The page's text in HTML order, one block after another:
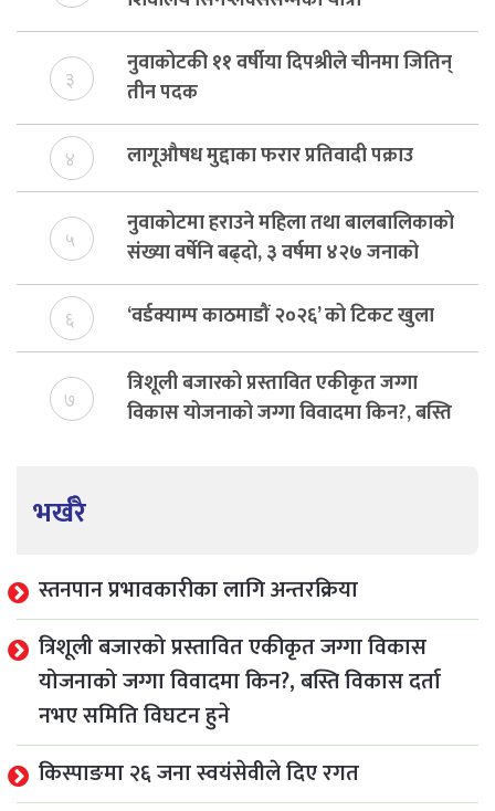
३
नुवाकोटकी ११ वर्षीया दिपश्रीले चीनमा जितिन्
तीन पदक
४ लागूऔषध मुद्दाका फरार प्रतिवादी पक्राउ
५
नुवाकोटमा हराउने महिला तथा बालबालिकाको
संख्या वर्षेनि बढ्दो, ३ वर्षमा ४२७ जनाको
उद्धार
६ ‘वर्डक्याम्प काठमाडौं २०२६’ को टिकट खुला
७
त्रिशूली बजारको प्रस्तावित एकीकृत जग्गा
विकास योजनाको जग्गा विवादमा किन?, बस्ति
भर्खरै
स्तनपान प्रभावकारीका लागि अन्तरक्रिया
त्रिशूली बजारको प्रस्तावित एकीकृत जग्गा विकास
योजनाको जग्गा विवादमा किन?, बस्ति विकास दर्ता
नभए समिति विघटन हुने
किस्पाङमा २६ जना स्वयंसेवीले दिए रगत